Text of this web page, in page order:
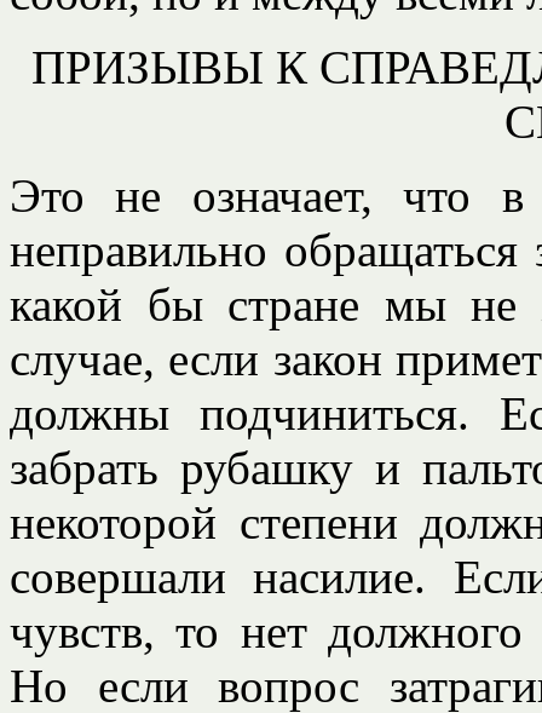
ПРИЗЫВЫ К
Это не означает, что
неправильно обращаться
какой бы стране мы не
случае, если закон
должны подчиниться.
забрать рубашку и
некоторой степени
совершали насилие.
чувств, то нет должного
Но если вопрос